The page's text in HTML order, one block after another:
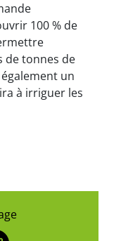
100 % de
de tonnes de
un
à irriguer les